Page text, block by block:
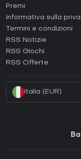
Come attivare una
Come attivare una
Come attivare una
Come attivare una
Premi
Informativa sulla
Termini e condizioni
RSS Notizie
RSS Giochi
RSS Offerte
Italia (EUR)